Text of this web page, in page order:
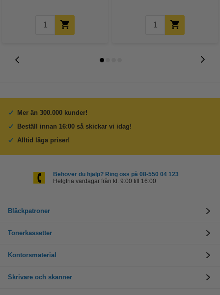
Mer än 300.000 kunder!
Beställ innan 16:00 så skickar vi idag!
Alltid låga priser!
Behöver du hjälp? Ring oss på 08-550 04 123
Helgfria vardagar från kl. 9:00 till 16:00
Bläckpatroner
Tonerkassetter
Kontorsmaterial
Skrivare och skanner